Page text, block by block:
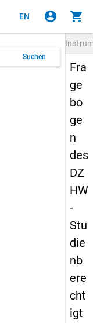
EN account_circle shopping_cart
Suchen
Fra
ge
bo
ge
n
des
DZ
HW
-
Stu
die
nb
ere
cht
igt